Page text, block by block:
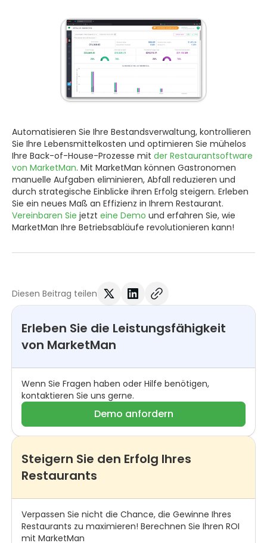
Automatisieren Sie Ihre Bestandsverwaltung, kontrollieren
Sie Ihre Lebensmittelkosten und optimieren Sie mühelos
Ihre Back-of-House-Prozesse mit der Restaurantsoftware
von MarketMan. Mit MarketMan können Gastronomen
manuelle Aufgaben eliminieren, Abfall reduzieren und
durch strategische Einblicke ihren Erfolg steigern. Erleben
Sie ein neues Maß an Effizienz in Ihrem Restaurant.
Vereinbaren Sie jetzt eine Demo und erfahren Sie, wie
MarketMan Ihre Betriebsabläufe revolutionieren kann!
Diesen Beitrag teilen
Erleben Sie die Leistungsfähigkeit
von MarketMan
Wenn Sie Fragen haben oder Hilfe benötigen,
kontaktieren Sie uns gerne.
Demo anfordern
Steigern Sie den Erfolg Ihres
Restaurants
Verpassen Sie nicht die Chance, die Gewinne Ihres
Restaurants zu maximieren! Berechnen Sie Ihren ROI
mit MarketMan